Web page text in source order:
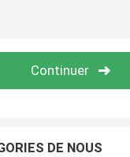
DE NOUS